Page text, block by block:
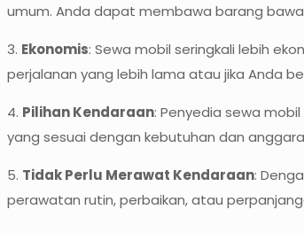
umum. Anda dapat membawa barang
3. Ekonomis: Sewa mobil seringkali lebih
perjalanan yang lebih lama atau jika Anda
4. Pilihan Kendaraan: Penyedia sewa
yang sesuai dengan kebutuhan dan
5. Tidak Perlu Merawat Kendaraan:
perawatan rutin, perbaikan, atau